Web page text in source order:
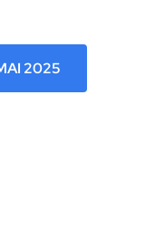
2025